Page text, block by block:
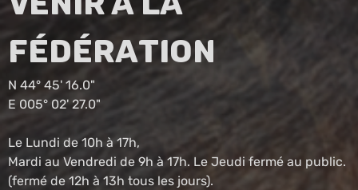
fédération
N 44° 45' 16.0"
E 005° 02' 27.0"
Le Lundi de 10h à 17h,
Mardi au Vendredi de 9h à 17h. Le Jeudi fermé au public.
(fermé de 12h à 13h tous les jours).